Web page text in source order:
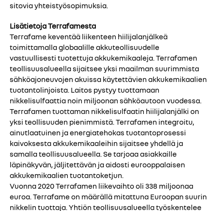
sitovia yhteistyösopimuksia.
Lisätietoja Terrafamesta
Terrafame keventää liikenteen hiilijalanjälkeä
toimittamalla globaalille akkuteollisuudelle
vastuullisesti tuotettuja akkukemikaaleja. Terrafamen
teollisuusalueella sijaitsee yksi maailman suurimmista
sähköajoneuvojen akuissa käytettävien akkukemikaalien
tuotantolinjoista. Laitos pystyy tuottamaan
nikkelisulfaattia noin miljoonan sähköautoon vuodessa.
Terrafamen tuottaman nikkelisulfaatin hiilijalanjälki on
yksi teollisuuden pienimmistä. Terrafamen integroitu,
ainutlaatuinen ja energiatehokas tuotantoprosessi
kaivoksesta akkukemikaaleihin sijaitsee yhdellä ja
samalla teollisuusalueella. Se tarjoaa asiakkaille
läpinäkyvän, jäljitettävän ja aidosti eurooppalaisen
akkukemikaalien tuotantoketjun.
Vuonna 2020 Terrafamen liikevaihto oli 338 miljoonaa
euroa. Terrafame on määrällä mitattuna Euroopan suurin
nikkelin tuottaja. Yhtiön teollisuusalueella työskentelee